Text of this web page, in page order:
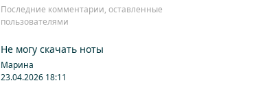
Последние комментарии, оставленные
пользователями
Не могу скачать ноты
Марина
23.04.2026 18:11